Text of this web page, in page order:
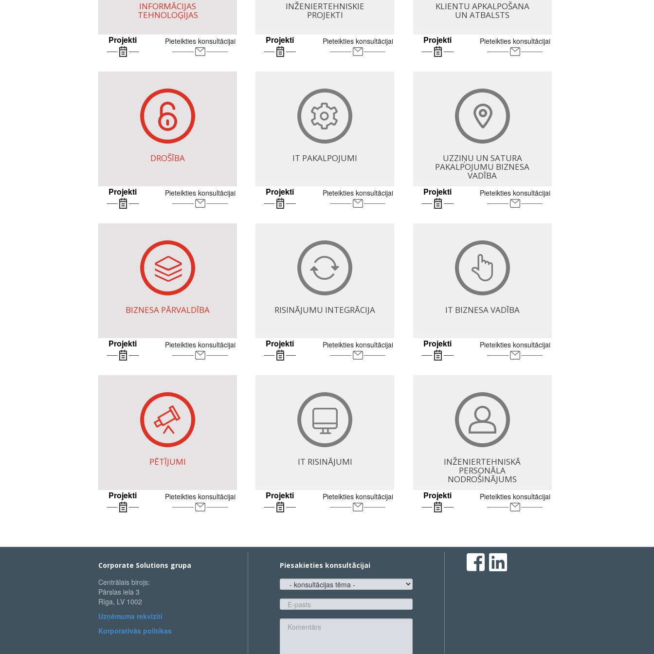
INFORMĀCIJAS
TEHNOLOĢIJAS
Projekti Pieteikties konsultācijai
DROŠĪBA
Projekti Pieteikties konsultācijai
BIZNESA PĀRVALDĪBA
Projekti Pieteikties konsultācijai
PĒTĪJUMI
Projekti Pieteikties konsultācijai
INŽENIERTEHNISKIE
PROJEKTI
Projekti Pieteikties konsultācijai
IT PAKALPOJUMI
Projekti Pieteikties konsultācijai
RISINĀJUMU INTEGRĀCIJA
Projekti Pieteikties konsultācijai
IT RISINĀJUMI
Projekti Pieteikties konsultācijai
KLIENTU APKALPOŠANA
UN ATBALSTS
Projekti Pieteikties konsultācijai
UZZIŅU UN SATURA
PAKALPOJUMU BIZNESA
VADĪBA
Projekti
Pieteikties konsultācijai
IT BIZNESA VADĪBA
Projekti Pieteikties konsultācijai
INŽENIERTEHNISKĀ
PERSONĀLA
NODROŠINĀJUMS
Projekti
Pieteikties konsultācijai
Corporate Solutions grupa
Centrālais birojs:
Pārslas iela 3
Rīga, LV 1002
Uzņēmuma rekvizīti
Korporatīvās politikas
Piesakieties konsultācijai
konsultācijas
tēma
E-
pasts